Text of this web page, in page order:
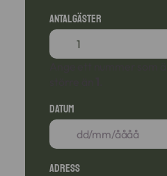
Antal gäster
Datum
Adress